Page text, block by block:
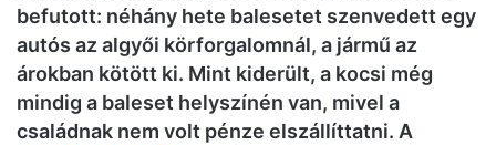
befutott: néhány hete balesetet szenvedett egy
autós az algyői körforgalomnál, a jármű az
árokban kötött ki. Mint kiderült, a kocsi még
mindig a baleset helyszínén van, mivel a
családnak nem volt pénze elszállíttatni. A